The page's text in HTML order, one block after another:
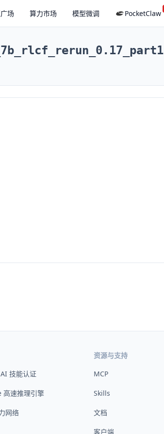
场 算力市场 模型微调 PocketClaw
技能认证
高速推理引擎
网络
资源与支持
MCP
Skills
文档
客户端